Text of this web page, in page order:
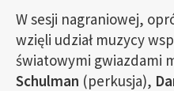
W sesji nagraniowej,
wzięli udział muzycy
światowymi gwiazdami
Schulman (perkusja),